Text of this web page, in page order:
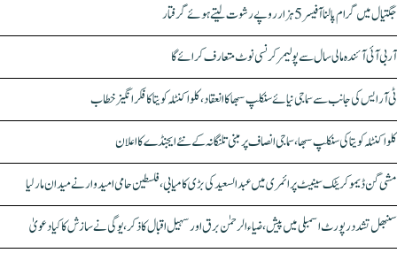
جگتیال میں گرام پالنا آفیسر 5 ہزار روپے رشوت لیتے ہوئے گرفتار
آر بی آئی آئندہ مالی سال سے پولیمر کرنسی نوٹ متعارف کرائے گا
ٹی آر ایس کی جانب سے سماجی نیائے سنکلپ سبھا کا انعقاد، کلواکنٹلہ کویتا کا فکر انگیز خطاب
کلواکنٹلہ کویتا کی سنکلپ سبھا، سماجی انصاف پر مبنی تلنگانہ کے نئے ایجنڈے کا اعلان
مشی گن ڈیموکریٹک سینیٹ پرائمری میں عبدالسعید کی بڑی کامیابی، فلسطین حامی امیدوار نے میدان مار لیا
سنبھل تشدد رپورٹ اسمبلی میں پیش، ضیاء الرحمٰن برق اور سہیل اقبال کا ذکر، یوگی نے سازش کا کیا دعویٰ